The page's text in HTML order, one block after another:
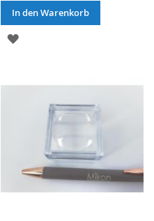
In den Warenkorb
ZUR
HINZUFÜGEN